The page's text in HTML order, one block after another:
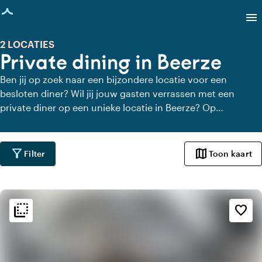
geladen
menu
Private dining in Beerze
2 LOCATIES
Ben jij op zoek naar een bijzondere locatie voor een
besloten diner? Wil jij jouw gasten verrassen met een
private diner op een unieke locatie in Beerze? Op
Beerze waar je in alle rust kunt dineren. Bekijk alle private
dining locaties voor een heerlijk verzorgd private diner.
filter_alt Filter map Toon kaart
flip_to_back favorite_border
flip_to_back Sfeer en esthetiek
style
Hotel Chic
home